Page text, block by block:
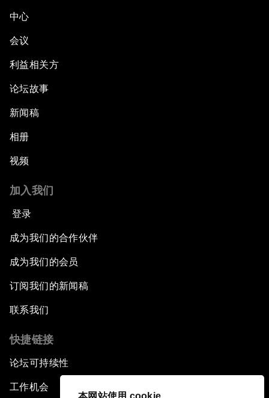
本网站使用 cookie
中心
会议
利益相关方
论坛故事
新闻稿
相册
视频
加入我们
登录
成为我们的合作伙伴
成为我们的会员
订阅我们的新闻稿
联系我们
快捷链接
论坛可持续性
工作机会